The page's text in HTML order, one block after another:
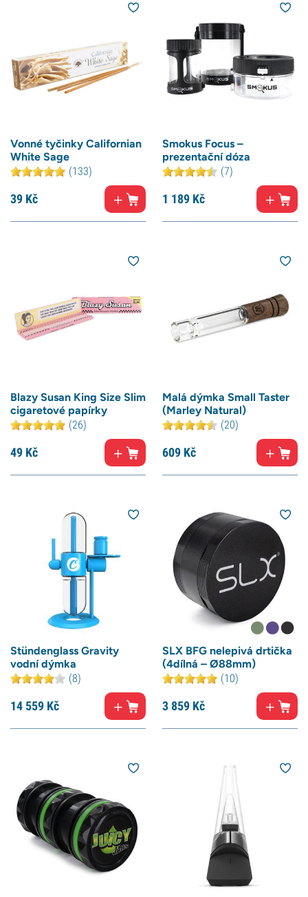
Vonné tyčinky Californian
White Sage
(133)
39 Kč
Smokus Focus –
prezentační dóza
(7)
1 189 Kč
Blazy Susan King Size Slim
cigaretové papírky
(26)
49 Kč
Malá dýmka Small Taster
(Marley Natural)
(20)
609 Kč
Stündenglass Gravity
vodní dýmka
(8)
14 559 Kč
SLX BFG nelepivá drtička
(4dílná – Ø88mm)
(10)
3 859 Kč